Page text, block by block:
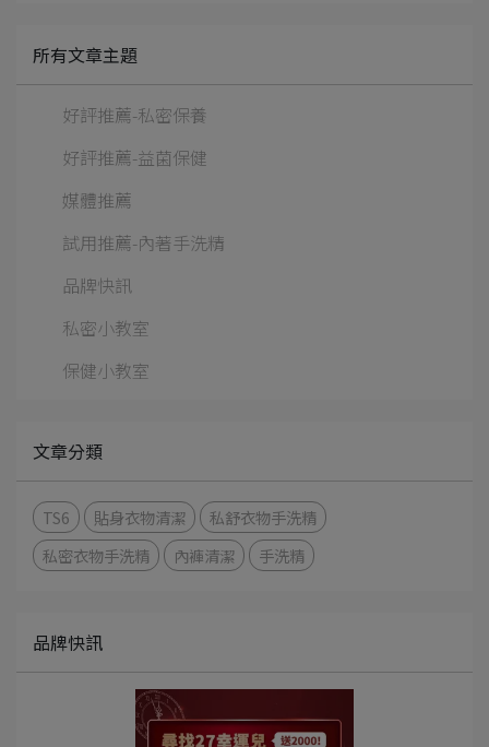
所有文章主題
好評推薦-私密保養
好評推薦-益菌保健
媒體推薦
試用推薦-內著手洗精
品牌快訊
私密小教室
保健小教室
文章分類
TS6 貼身衣物清潔
私舒衣物手洗精
私密衣物手洗精
內褲清潔 手洗精
品牌快訊